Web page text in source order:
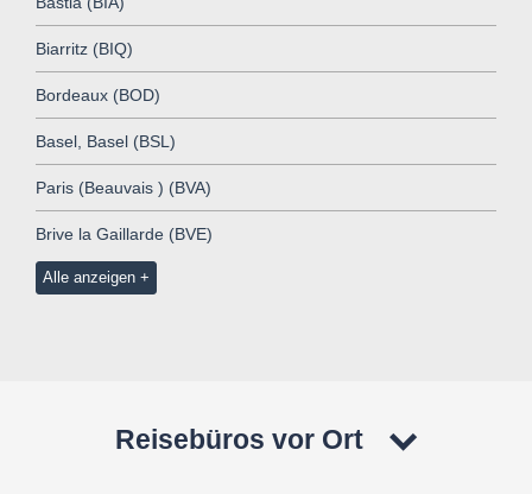
Biarritz (BIQ)
Bordeaux (BOD)
Basel, Basel (BSL)
Paris (Beauvais ) (BVA)
Brive la Gaillarde (BVE)
Alle anzeigen
Reisebüros vor Ort